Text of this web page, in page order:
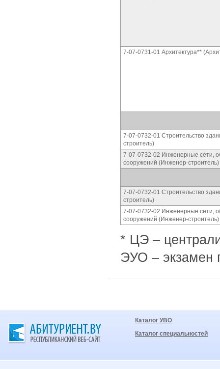
7-07-0731-01 Архитектура**
7-07-0732-01 Строительство
строитель)
7-07-0732-02 Инженерные сети,
сооружений (Инженер-строитель)
7-07-0732-01 Строительство
строитель)
7-07-0732-02 Инженерные сети,
сооружений (Инженер-строитель)
* ЦЭ –
ЭУО – экзамен
Каталог УВО
Каталог специальностей